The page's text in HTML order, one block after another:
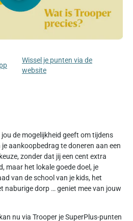
Wissel je punten via de
website
de mogelijkheid geeft om tijdens
aankoopbedrag te doneren aan een
zonder dat jij een cent extra
maar het lokale goede doel, je
van de school van je kids, het
naburige dorp … geniet mee van jouw
nu via Trooper je SuperPlus-punten